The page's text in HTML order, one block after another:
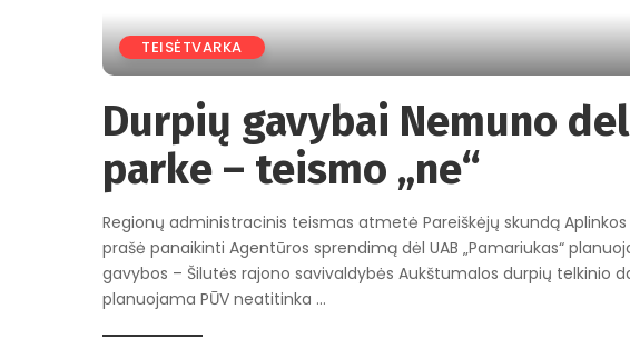
TEISĖTVARKA
Durpių gavybai Nemuno
parke – teismo „ne“
Regionų administracinis teismas atmetė Pareiškėjų skundą
prašė panaikinti Agentūros sprendimą dėl UAB „Pamariukas“
gavybos – Šilutės rajono savivaldybės Aukštumalos durpių telkinio
planuojama PŪV neatitinka ...